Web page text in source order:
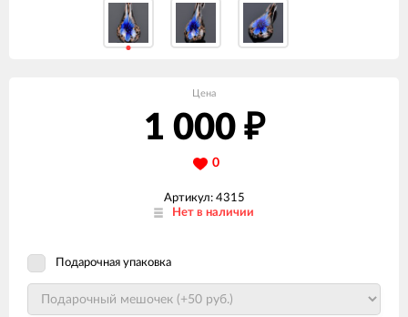
Цена
1 000 ₽
0
Артикул: 4315
Нет в наличии
Подарочная упаковка